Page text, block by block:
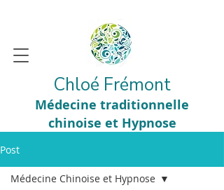
Chloé Frémont
Médecine traditionnelle
chinoise et Hypnose
Post
Médecine Chinoise et Hypnose